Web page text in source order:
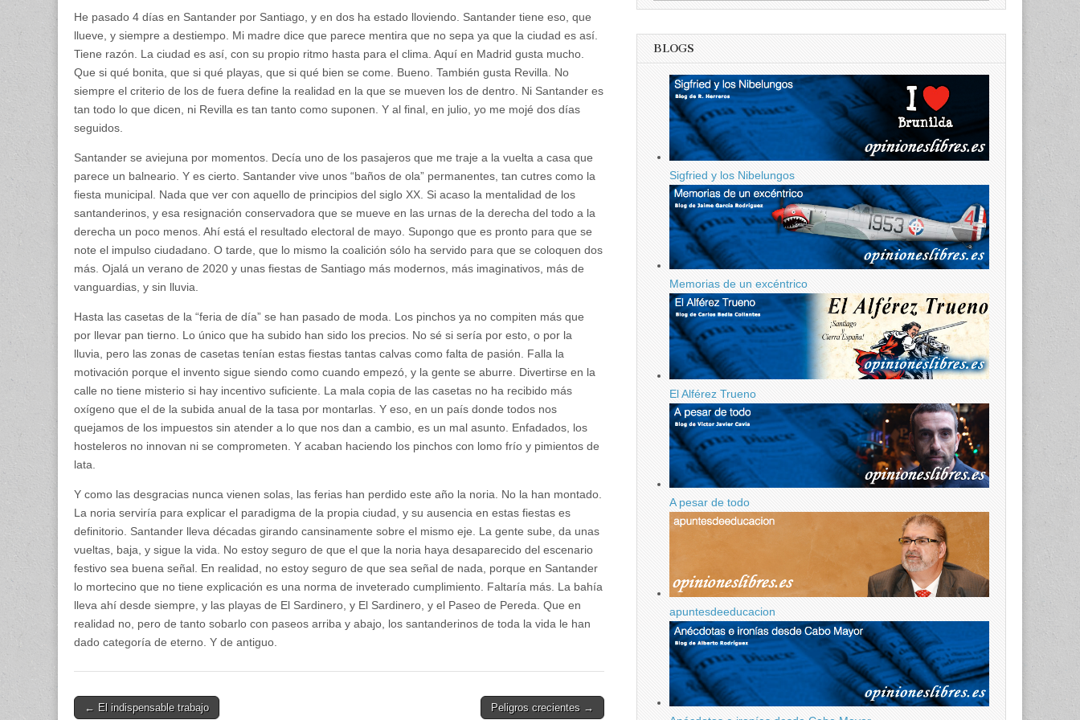
al
mar
He pasado 4 días en Santander por Santiago, y en dos ha estado lloviendo. Santander tiene eso, que
llueve, y siempre a destiempo. Mi madre dice que parece mentira que no sepa ya que la ciudad es así.
Tiene razón. La ciudad es así, con su propio ritmo hasta para el clima. Aquí en Madrid gusta mucho.
Que si qué bonita, que si qué playas, que si qué bien se come. Bueno. También gusta Revilla. No
siempre el criterio de los de fuera define la realidad en la que se mueven los de dentro. Ni Santander es
tan todo lo que dicen, ni Revilla es tan tanto como suponen. Y al final, en julio, yo me mojé dos días
seguidos.
Santander se aviejuna por momentos. Decía uno de los pasajeros que me traje a la vuelta a casa que
parece un balneario. Y es cierto. Santander vive unos “baños de ola” permanentes, tan cutres como la
fiesta municipal. Nada que ver con aquello de principios del siglo XX. Si acaso la mentalidad de los
santanderinos, y esa resignación conservadora que se mueve en las urnas de la derecha del todo a la
derecha un poco menos. Ahí está el resultado electoral de mayo. Supongo que es pronto para que se
note el impulso ciudadano. O tarde, que lo mismo la coalición sólo ha servido para que se coloquen dos
más. Ojalá un verano de 2020 y unas fiestas de Santiago más modernos, más imaginativos, más de
vanguardias, y sin lluvia.
Hasta las casetas de la “feria de día” se han pasado de moda. Los pinchos ya no compiten más que
por llevar pan tierno. Lo único que ha subido han sido los precios. No sé si sería por esto, o por la
lluvia, pero las zonas de casetas tenían estas fiestas tantas calvas como falta de pasión. Falla la
motivación porque el invento sigue siendo como cuando empezó, y la gente se aburre. Divertirse en la
calle no tiene misterio si hay incentivo suficiente. La mala copia de las casetas no ha recibido más
oxígeno que el de la subida anual de la tasa por montarlas. Y eso, en un país donde todos nos
quejamos de los impuestos sin atender a lo que nos dan a cambio, es un mal asunto. Enfadados, los
hosteleros no innovan ni se comprometen. Y acaban haciendo los pinchos con lomo frío y pimientos de
lata.
Y como las desgracias nunca vienen solas, las ferias han perdido este año la noria. No la han montado.
La noria serviría para explicar el paradigma de la propia ciudad, y su ausencia en estas fiestas es
definitorio. Santander lleva décadas girando cansinamente sobre el mismo eje. La gente sube, da unas
vueltas, baja, y sigue la vida. No estoy seguro de que el que la noria haya desaparecido del escenario
festivo sea buena señal. En realidad, no estoy seguro de que sea señal de nada, porque en Santander
lo mortecino que no tiene explicación es una norma de inveterado cumplimiento. Faltaría más. La bahía
lleva ahí desde siempre, y las playas de El Sardinero, y El Sardinero, y el Paseo de Pereda. Que en
realidad no, pero de tanto sobarlo con paseos arriba y abajo, los santanderinos de toda la vida le han
dado categoría de eterno. Y de antiguo.
Post
← El indispensable trabajo Peligros crecientes →
BLOGS
Sigfried y los Nibelungos
Memorias de un excéntrico
El Alférez Trueno
A pesar de todo
apuntesdeeducacion